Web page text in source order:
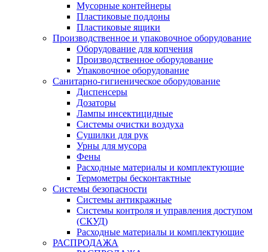
Мусорные контейнеры
Пластиковые поддоны
Пластиковые ящики
Производственное и упаковочное оборудование
Оборудование для копчения
Производственное оборудование
Упаковочное оборудование
Санитарно-гигиеническое оборудование
Диспенсеры
Дозаторы
Лампы инсектицидные
Системы очистки воздуха
Сушилки для рук
Урны для мусора
Фены
Расходные материалы и комплектующие
Термометры бесконтактные
Системы безопасности
Системы антикражные
Системы контроля и управления доступом
(СКУД)
Расходные материалы и комплектующие
РАСПРОДАЖА